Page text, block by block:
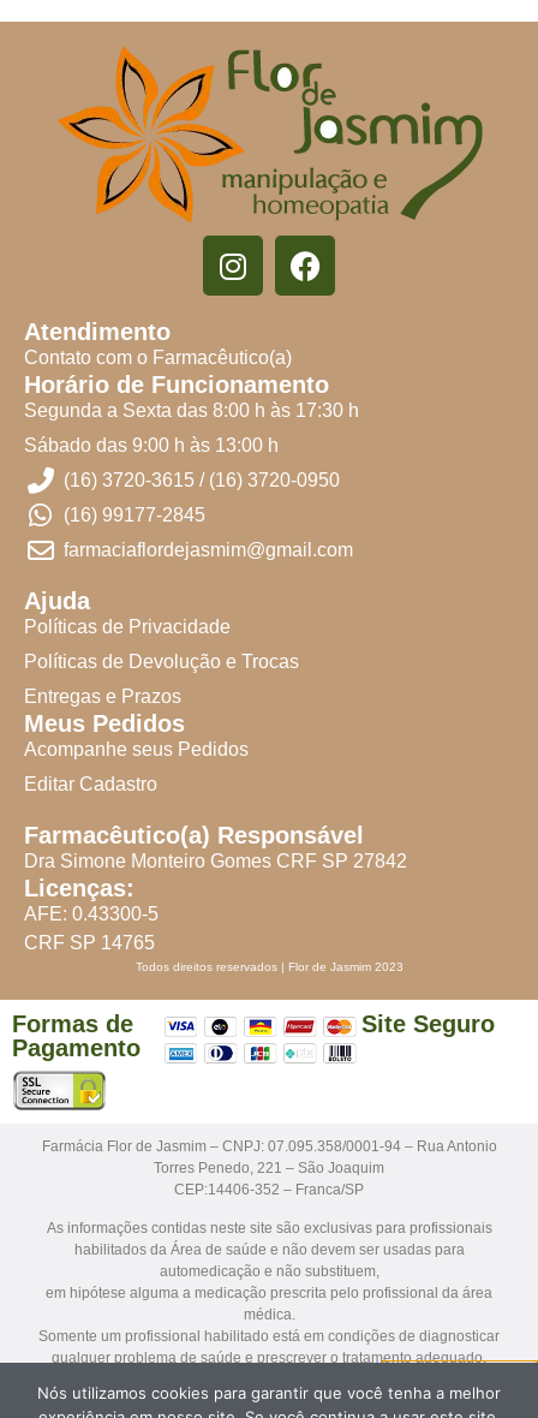
Atendimento
Contato com o Farmacêutico(a)
Horário de Funcionamento
Segunda a Sexta das 8:00 h às 17:30 h
Sábado das 9:00 h às 13:00 h
(16) 3720-3615 / (16) 3720-0950
(16) 99177-2845
farmaciaflordejasmim@gmail.com
Ajuda
Políticas de Privacidade
Políticas de Devolução e Trocas
Entregas e Prazos
Meus Pedidos
Acompanhe seus Pedidos
Editar Cadastro
Farmacêutico(a) Responsável
Dra Simone Monteiro Gomes CRF SP 27842
Licenças:
AFE: 0.43300-5
CRF SP 14765
Todos direitos reservados | Flor de Jasmim 2023
Formas de
Pagamento
Site Seguro
Farmácia Flor de Jasmim – CNPJ: 07.095.358/0001-94 – Rua Antonio
Torres Penedo, 221 – São Joaquim
CEP:14406-352 – Franca/SP
As informações contidas neste site são exclusivas para profissionais
habilitados da Área de saúde e não devem ser usadas para
automedicação e não substituem,
em hipótese alguma a medicação prescrita pelo profissional da área
médica.
Somente um profissional habilitado está em condições de diagnosticar
qualquer problema de saúde e prescrever o tratamento adequado.
Os medicamentos sob prescrição médica só serão dispensados mediante
Nós utilizamos cookies para garantir que você tenha a melhor